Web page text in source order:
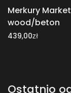
Merkury
wood/beton
439,00zł
Ostatnio